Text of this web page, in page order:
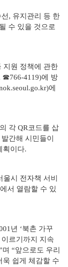
, 유지관리 등 한
수 있을 것으로
지원 정책에 관한
☎766-4119)에 방
에
각 QR코드를 삽
간해 시민들이
획이다.
시 전자책 서비
서 열람할 수 있
년 ‘북촌 가꾸
이르기까지 지속
“앞으로도 우리
욱 쉽게 체감할 수